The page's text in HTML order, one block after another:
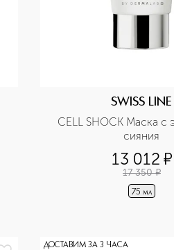
SWISS LINE
CELL SHOCK Маска
сияния
13 012 ¤
17 350 ¤
75 мл
ДОСТАВИМ ЗА 3 ЧАСА